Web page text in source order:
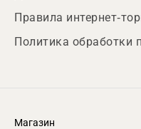
Правила интернет-
Политика обработки
Магазин